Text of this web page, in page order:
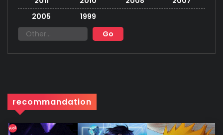
2005
1999
recommandation
Hot